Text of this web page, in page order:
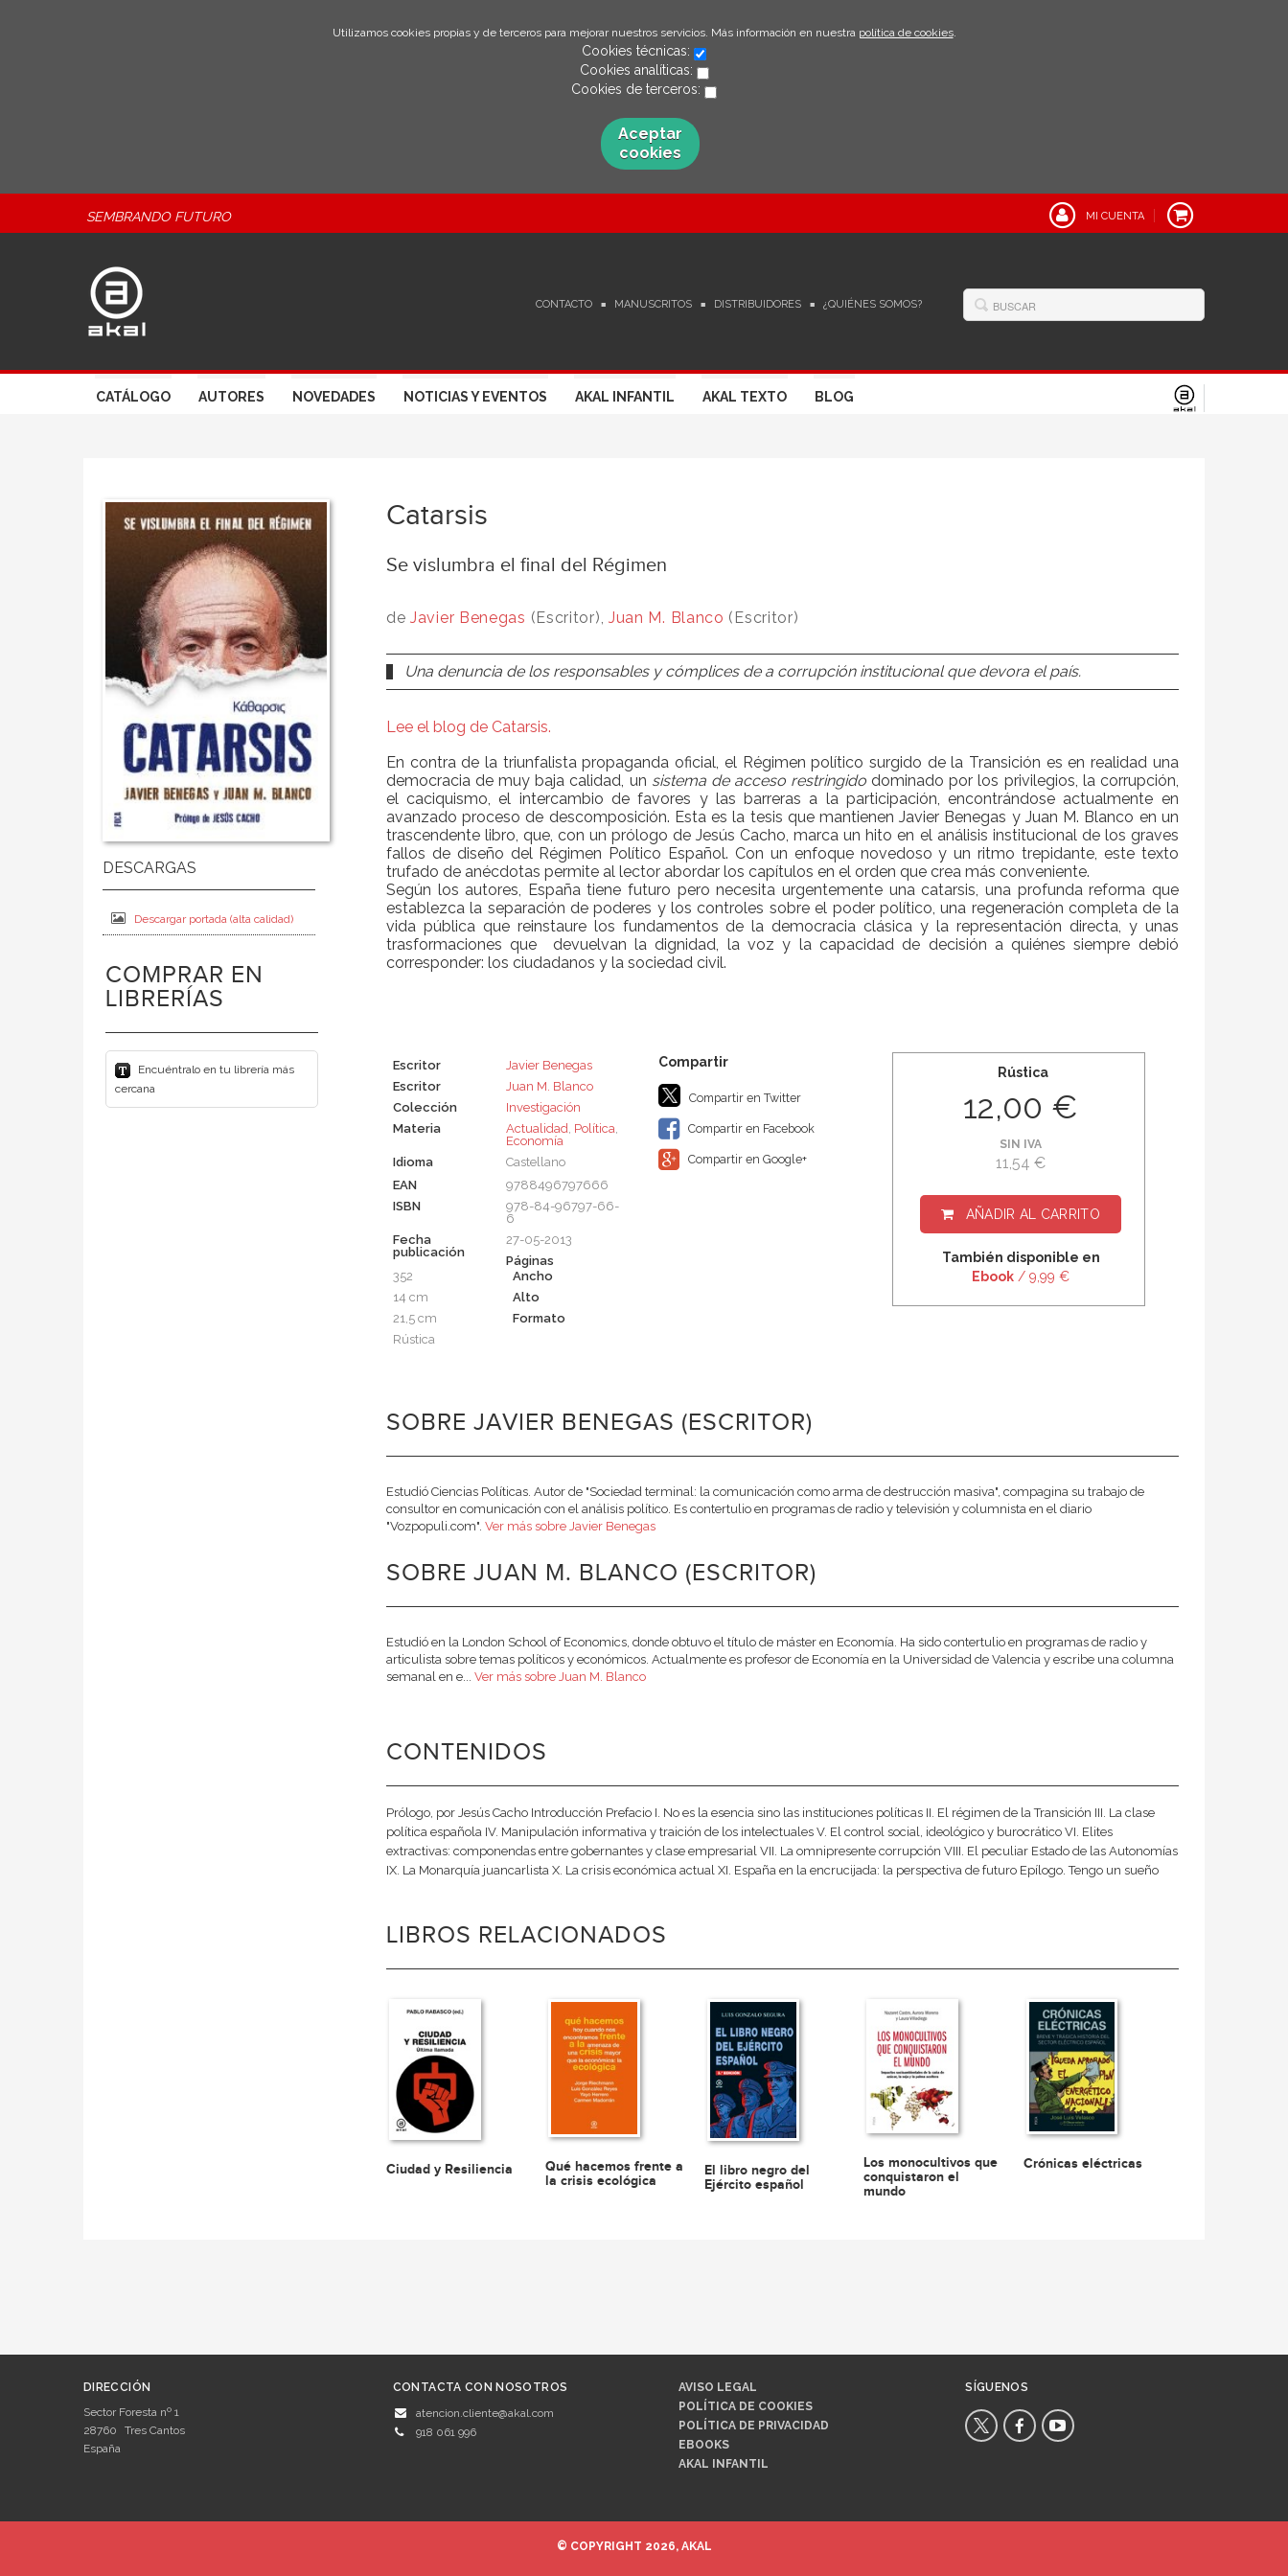
Utilizamos cookies propias y de terceros para mejorar nuestros servicios. Más información en nuestra política de cookies.
Cookies técnicas:
Cookies analíticas:
Cookies de terceros:
Aceptar
cookies
SEMBRANDO FUTURO MI CUENTA
CONTACTO MANUSCRITOS DISTRIBUIDORES ¿QUIÉNES SOMOS?
CATÁLOGO AUTORES NOVEDADES NOTICIAS Y EVENTOS AKAL INFANTIL AKAL TEXTO BLOG
Descargar portada (alta calidad)
COMPRAR EN
LIBRERÍAS
Encuéntralo en tu librería más
cercana
Catarsis
Se vislumbra el final del Régimen
deJavier Benegas (Escritor), Juan M. Blanco (Escritor)
Una denuncia de los responsables y cómplices de a corrupción institucional que devora el país.
Lee el blog de Catarsis.
En contra de la triunfalista propaganda oficial, el Régimen político surgido de la Transición es en realidad una
democracia de muy baja calidad, un sistema de acceso restringido dominado por los privilegios, la corrupción,
el caciquismo, el intercambio de favores y las barreras a la participación, encontrándose actualmente en
avanzado proceso de descomposición. Esta es la tesis que mantienen Javier Benegas y Juan M. Blanco en un
trascendente libro, que, con un prólogo de Jesús Cacho, marca un hito en el análisis institucional de los graves
fallos de diseño del Régimen Político Español. Con un enfoque novedoso y un ritmo trepidante, este texto
trufado de anécdotas permite al lector abordar los capítulos en el orden que crea más conveniente.
Según los autores, España tiene futuro pero necesita urgentemente una catarsis, una profunda reforma que
establezca la separación de poderes y los controles sobre el poder político, una regeneración completa de la
vida pública que reinstaure los fundamentos de la democracia clásica y la representación directa, y unas
trasformaciones que
devuelvan la dignidad, la voz y la capacidad de decisión a quiénes siempre debió
corresponder: los ciudadanos y la sociedad civil.
Escritor
Javier Benegas
Escritor
Juan M. Blanco
Colección
Investigación
Materia
Actualidad, Política,
Economía
Idioma
Castellano
EAN
9788496797666
ISBN
978-84-96797-66-
6
Fecha
publicación
27-05-2013
Páginas
352
Ancho
14 cm
Alto
21,5 cm
Formato
Rústica
Compartir en Twitter
Compartir en Facebook
Compartir en Google+
Rústica
12,00 €
SIN IVA
11,54 €
AÑADIR AL CARRITO
También disponible en
Ebook / 9,99 €
SOBRE JAVIER BENEGAS (ESCRITOR)
Estudió Ciencias Políticas. Autor de "Sociedad terminal: la comunicación como arma de destrucción masiva", compagina su trabajo de
consultor en comunicación con el análisis político. Es contertulio en programas de radio y televisión y columnista en el diario
"Vozpopuli.com". Ver más sobre Javier Benegas
SOBRE JUAN M. BLANCO (ESCRITOR)
Estudió en la London School of Economics, donde obtuvo el título de máster en Economía. Ha sido contertulio en programas de radio y
articulista sobre temas políticos y económicos. Actualmente es profesor de Economía en la Universidad de Valencia y escribe una columna
semanal en e... Ver más sobre Juan M. Blanco
CONTENIDOS
Prólogo, por Jesús Cacho Introducción Prefacio I. No es la esencia sino las instituciones políticas II. El régimen de la Transición III. La clase
política española IV. Manipulación informativa y traición de los intelectuales V. El control social, ideológico y burocrático VI. Elites
extractivas: componendas entre gobernantes y clase empresarial VII. La omnipresente corrupción VIII. El peculiar Estado de las Autonomías
IX. La Monarquía juancarlista X. La crisis económica actual XI. España en la encrucijada: la perspectiva de futuro Epílogo. Tengo un sueño
LIBROS RELACIONADOS
Ciudad y Resiliencia
Qué hacemos frente a
la crisis ecológica
El libro negro del
Ejército español
Los monocultivos que
conquistaron el
mundo
Crónicas eléctricas
DIRECCIÓN
Sector Foresta nº 1
28760
Tres Cantos
España
CONTACTA CON NOSOTROS
atencion.cliente@akal.com
918 061 996
AVISO LEGAL
POLÍTICA DE COOKIES
POLÍTICA DE PRIVACIDAD
EBOOKS
AKAL INFANTIL
SÍGUENOS
© COPYRIGHT 2026, AKAL